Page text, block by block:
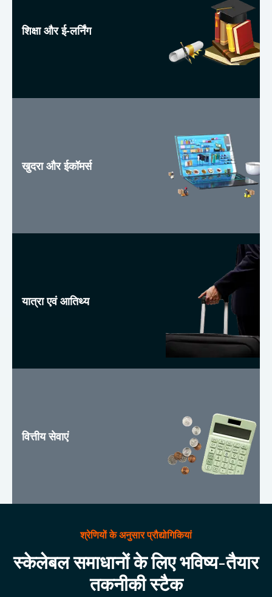
शिक्षा और ई-लर्निंग
खुदरा और ईकॉमर्स
यात्रा एवं आतिथ्य
वित्तीय सेवाएं
श्रेणियों के अनुसार प्रौद्योगिकियां
स्केलेबल समाधानों के लिए भविष्य-तैयार
तकनीकी स्टैक